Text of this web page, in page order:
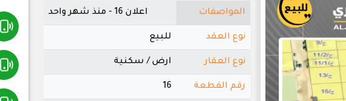
المواصفات اعلان 16 - منذ شهر واحد
نوع العقد للبيع
نوع العقار ارض / سكنية
رقم القطعة 16